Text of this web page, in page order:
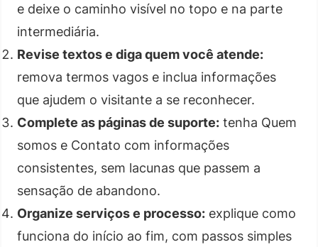
e deixe o caminho visível no topo e na parte
intermediária.
Revise textos e diga quem você atende:
remova termos vagos e inclua informações
que ajudem o visitante a se reconhecer.
Complete as páginas de suporte: tenha Quem
somos e Contato com informações
consistentes, sem lacunas que passem a
sensação de abandono.
Organize serviços e processo: explique como
funciona do início ao fim, com passos simples